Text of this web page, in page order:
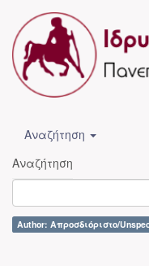
Αναζήτηση
Αναζήτηση
Author: Απροσδιόριστο/